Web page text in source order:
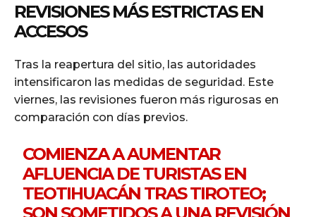
REVISIONES MÁS ESTRICTAS EN
ACCESOS
Tras la reapertura del sitio, las autoridades
intensificaron las medidas de seguridad. Este
viernes, las revisiones fueron más rigurosas en
comparación con días previos.
COMIENZA A AUMENTAR
AFLUENCIA DE TURISTAS EN
TEOTIHUACÁN TRAS TIROTEO;